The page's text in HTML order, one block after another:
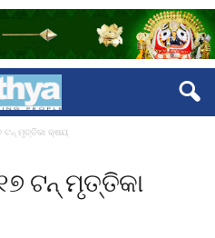
ଟନ୍‍ ମୃତ୍ତିକା କ୍ଷୟ
ଟନ୍‍ ମୃତ୍ତିକା